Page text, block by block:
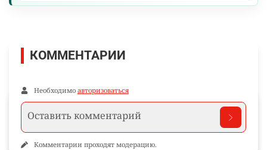
КОММЕНТАРИИ
Необходимо авторизоваться
Комментарии проходят модерацию.